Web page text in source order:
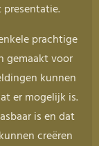
prachtige
gemaakt voor
kunnen
er mogelijk is.
is en dat
creëren